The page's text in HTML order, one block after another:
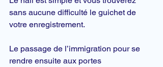
sans aucune difficulté le guichet de
votre enregistrement.
Le passage de l’immigration pour se
rendre ensuite aux portes